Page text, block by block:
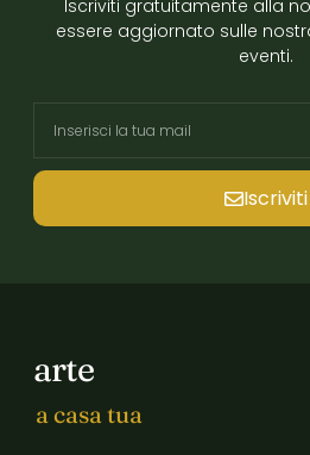
Iscriviti gratuitamente alla
essere aggiornato sulle
eventi.
Iscriviti
arte
a casa tua